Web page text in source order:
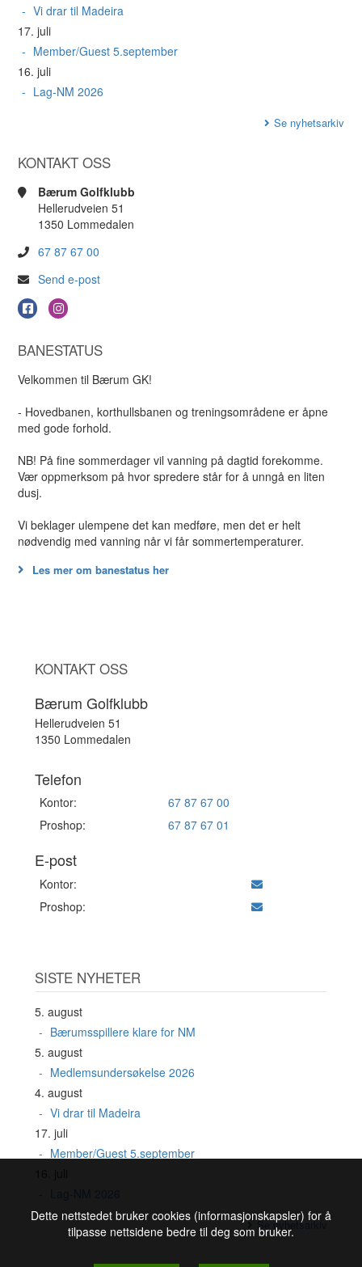
Vi drar til Madeira
17. juli
Member/Guest 5.september
16. juli
Lag-NM 2026
Se nyhetsarkiv
KONTAKT OSS
Bærum Golfklubb
Hellerudveien 51
1350 Lommedalen
67 87 67 00
Send e-post
BANESTATUS
Velkommen til Bærum GK!
- Hovedbanen, korthullsbanen og treningsområdene er åpne
med gode forhold.
NB! På fine sommerdager vil vanning på dagtid forekomme.
Vær oppmerksom på hvor spredere står for å unngå en liten
dusj.
Vi beklager ulempene det kan medføre, men det er helt
nødvendig med vanning når vi får sommertemperaturer.
Les mer om banestatus her
KONTAKT OSS
Bærum Golfklubb
Hellerudveien 51
1350 Lommedalen
Telefon
Kontor:
67 87 67 00
Proshop:
67 87 67 01
E-post
Kontor:
Proshop:
SISTE NYHETER
5. august
Bærumsspillere klare for NM
5. august
Medlemsundersøkelse 2026
4. august
Vi drar til Madeira
17. juli
Member/Guest 5.september
Se nyhetsarkiv
Dette nettstedet bruker cookies (informasjonskapsler) for å
tilpasse nettsidene bedre til deg som bruker.